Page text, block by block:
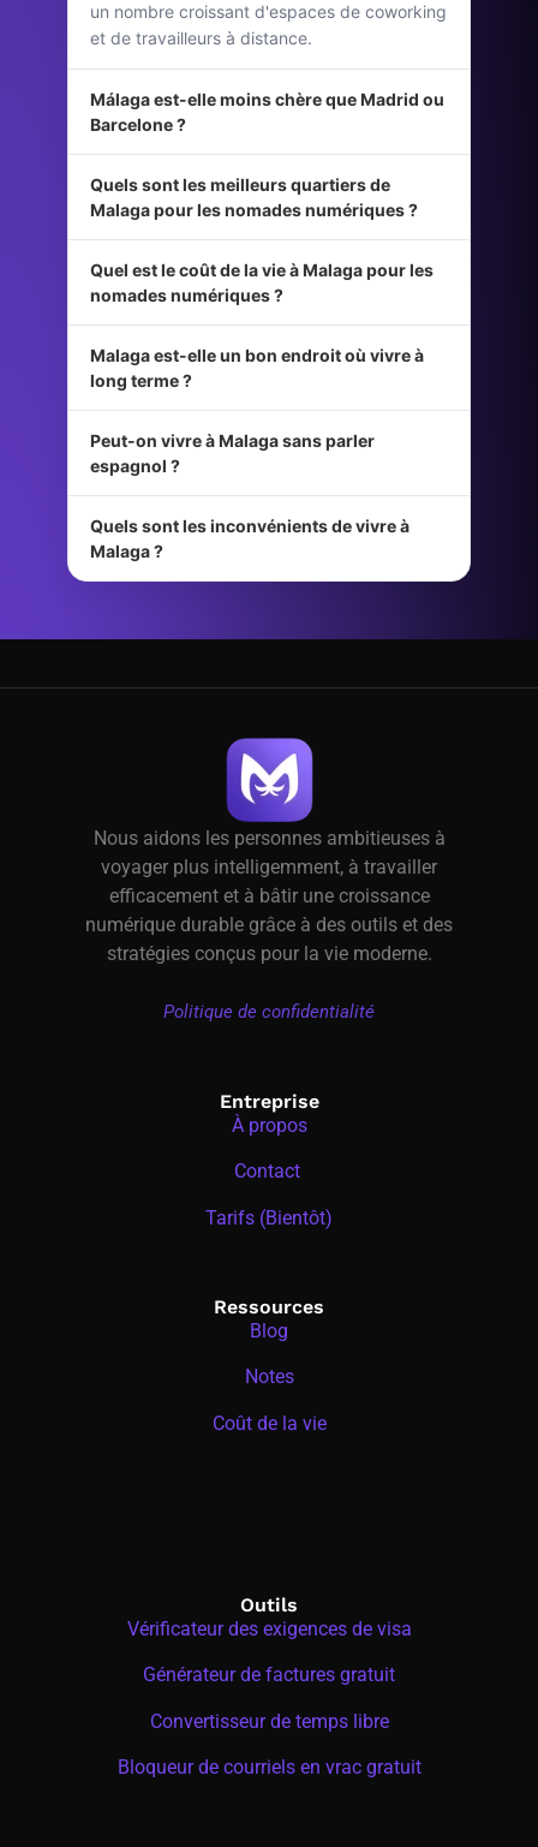
un nombre croissant d'espaces de coworking
et de travailleurs à distance.
Málaga est-elle moins chère que Madrid ou
Barcelone ?
Quels sont les meilleurs quartiers de
Malaga pour les nomades numériques ?
Quel est le coût de la vie à Malaga pour les
nomades numériques ?
Malaga est-elle un bon endroit où vivre à
long terme ?
Peut-on vivre à Malaga sans parler
espagnol ?
Quels sont les inconvénients de vivre à
Malaga ?
Nous aidons les personnes ambitieuses à
voyager plus intelligemment, à travailler
efficacement et à bâtir une croissance
numérique durable grâce à des outils et des
stratégies conçus pour la vie moderne.
Politique de confidentialité
Entreprise
À propos
Contact
Tarifs (Bientôt)
Ressources
Blog
Notes
Coût de la vie
Outils
Vérificateur des exigences de visa
Générateur de factures gratuit
Convertisseur de temps libre
Bloqueur de courriels en vrac gratuit